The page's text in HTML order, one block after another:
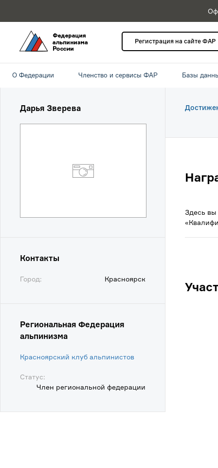
Регистрация на сайте ФАР
О Федерации Членство и сервисы ФАР Базы
Дарья Зверева
Контакты
Город: Красноярск
Региональная Федерация
альпинизма
Красноярский клуб альпинистов
Статус:
Член региональной федерации
Здесь вы